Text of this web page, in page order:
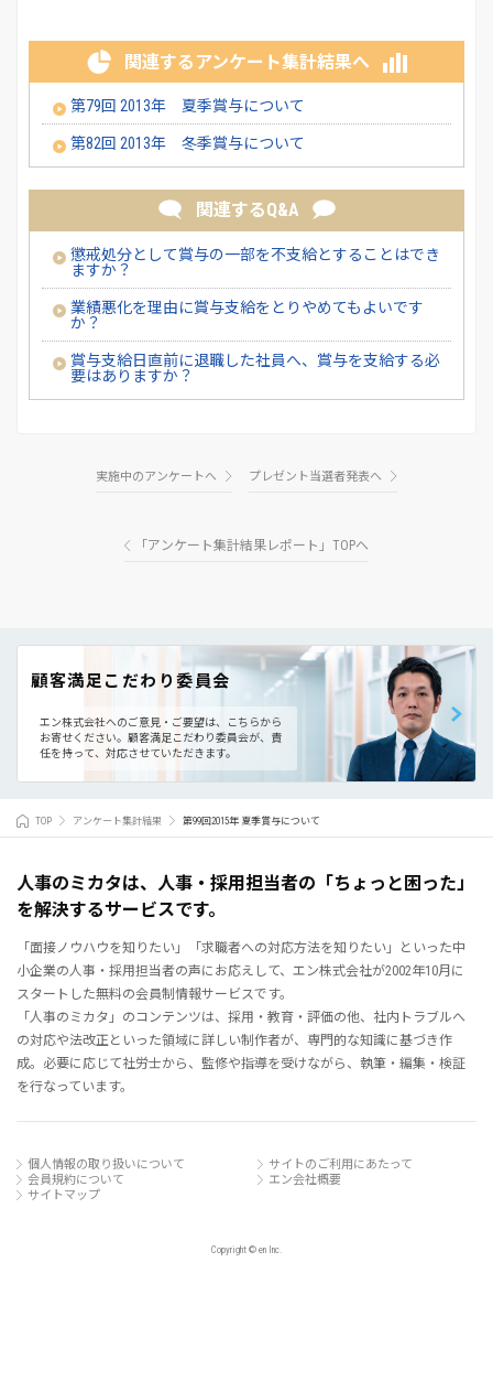
関連するアンケート集計結果へ
第79回 2013年 夏季賞与について
第82回 2013年 冬季賞与について
関連するQ&A
懲戒処分として賞与の一部を不支給とすることはでき
ますか？
業績悪化を理由に賞与支給をとりやめてもよいです
か？
賞与支給日直前に退職した社員へ、賞与を支給する必
要はありますか？
実施中のアンケートへ プレゼント当選者発表へ
「アンケート集計結果レポート」TOPへ
顧客満足こだわり委員会
エン株式会社へのご意見・ご要望は、こちらから
お寄せください。 顧客満足こだわり委員会が、責
任を持って、対応させていただきます。
TOP アンケート集計結果 第99回2015年 夏季賞与について
人事のミカタは、人事・採用担当者の「ちょっと困った」
を解決するサービスです。
「面接ノウハウを知りたい」「求職者への対応方法を知りたい」といった中
小企業の人事・採用担当者の声にお応えして、エン株式会社が2002年10月に
スタートした無料の会員制情報サービスです。
「人事のミカタ」のコンテンツは、採用・教育・評価の他、社内トラブルへ
の対応や法改正といった領域に詳しい制作者が、専門的な知識に基づき作
成。必要に応じて社労士から、監修や指導を受けながら、執筆・編集・検証
を行なっています。
個人情報の取り扱いについて
サイトのご利用にあたって
会員規約について
エン会社概要
サイトマップ
Copyright © en Inc.